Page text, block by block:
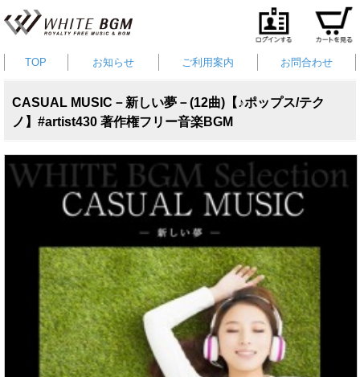
TOP お知らせ ご利用案内 お問合わせ
CASUAL MUSIC－新しい夢－(12曲)【♪ポップス/テク
ノ】#artist430 著作権フリー音楽BGM